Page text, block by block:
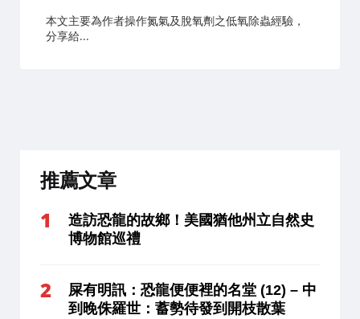
本文主要為作者操作氮氣及脫氧劑之低氧除蟲經驗，
分享給...
推薦文章
造訪恐龍的故鄉！美國猶他州立自然史
博物館巡禮
屎有明訊：恐龍便便裡的名堂 (12) – 中
到晚侏羅世：蓄勢待發到開枝散葉